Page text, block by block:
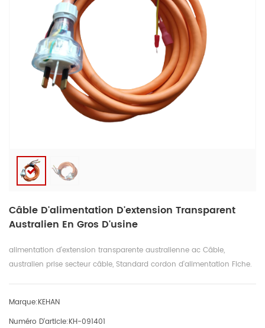
Câble D'alimentation D'extension Transparent
Australien En Gros D'usine
alimentation d'extension transparente australienne ac Câble,
australien prise secteur câble, Standard cordon d'alimentation Fiche.
Marque:KEHAN
Numéro D'article:KH-091401